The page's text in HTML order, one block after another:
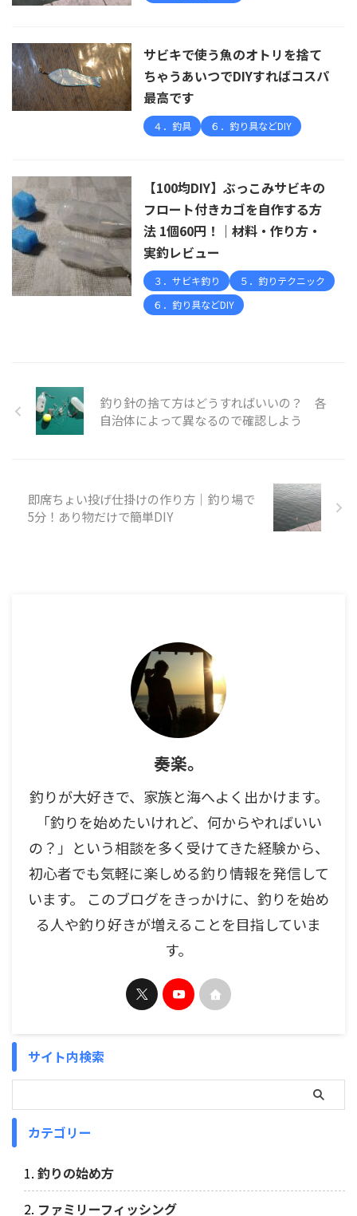
サビキで使う魚のオトリを捨て
ちゃうあいつでDIYすればコスパ
最高です
４．釣具 ６．釣り具などDIY
【100均DIY】ぶっこみサビキの
フロート付きカゴを自作する方
法 1個60円！｜材料・作り方・
実釣レビュー
３．サビキ釣り
５．釣りテクニック
６．釣り具などDIY
釣り針の捨て方はどうすればいいの？ 各
自治体によって異なるので確認しよう
即席ちょい投げ仕掛けの作り方｜釣り場で
5分！あり物だけで簡単DIY
奏楽。
釣りが大好きで、家族と海へよく出かけます。
「釣りを始めたいけれど、何からやればいい
の？」という相談を多く受けてきた経験から、
初心者でも気軽に楽しめる釣り情報を発信して
います。 このブログをきっかけに、釣りを始め
る人や釣り好きが増えることを目指していま
す。
サイト内検索
カテゴリー
釣りの始め方
ファミリーフィッシング